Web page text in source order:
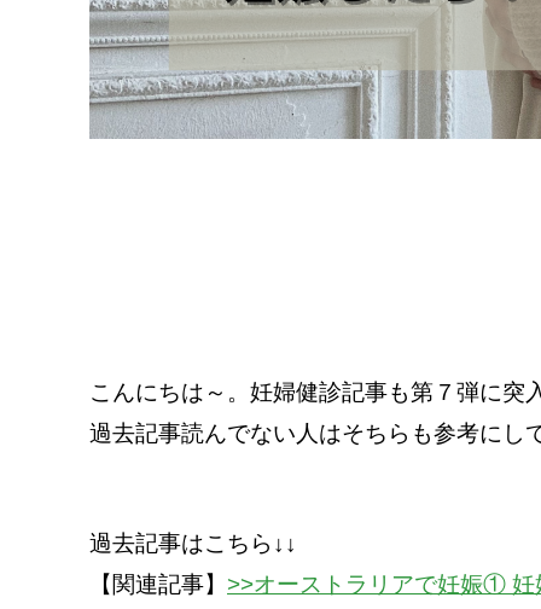
こんにちは～。妊婦健診記事も第７弾に突
過去記事読んでない人はそちらも参考にし
過去記事はこちら↓↓
【関連記事】 >>オーストラリアで妊娠①